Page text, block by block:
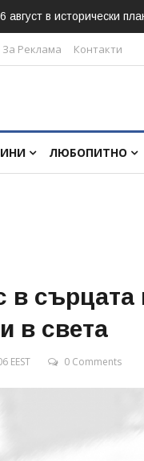
август в исторически
За Реклама Контакти
ЛЮБОПИТНО
в
в света
EEST 0 Comments